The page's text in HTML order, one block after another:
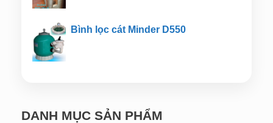
Bình lọc cát Minder D550
DANH MỤC SẢN PHẨM